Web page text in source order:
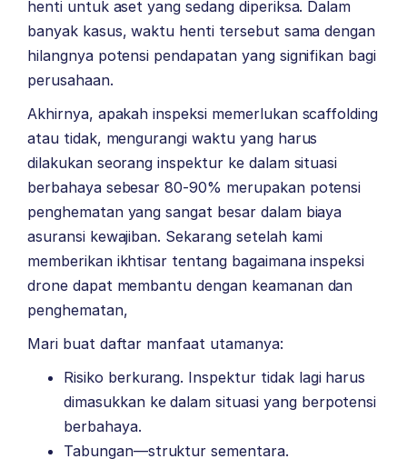
henti untuk aset yang sedang diperiksa. Dalam
banyak kasus, waktu henti tersebut sama dengan
hilangnya potensi pendapatan yang signifikan bagi
perusahaan.
Akhirnya, apakah inspeksi memerlukan scaffolding
atau tidak, mengurangi waktu yang harus
dilakukan seorang inspektur ke dalam situasi
berbahaya sebesar 80-90% merupakan potensi
penghematan yang sangat besar dalam biaya
asuransi kewajiban. Sekarang setelah kami
memberikan ikhtisar tentang bagaimana inspeksi
drone dapat membantu dengan keamanan dan
penghematan,
Mari buat daftar manfaat utamanya:
Risiko berkurang. Inspektur tidak lagi harus
dimasukkan ke dalam situasi yang berpotensi
berbahaya.
Tabungan—struktur sementara.